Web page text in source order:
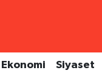
Ekonomi Siyaset